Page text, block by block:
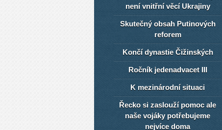
není vnitřní věcí Ukrajiny
Skutečný obsah Putinových
reforem
Končí dynastie Čižinských
Ročník jedenadvacet III
K mezinárodní situaci
Řecko si zaslouží pomoc ale
naše vojáky potřebujeme
nejvíce doma